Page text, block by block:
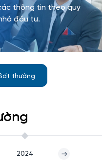
thông tin theo quy
đầu tư.
thường
2024